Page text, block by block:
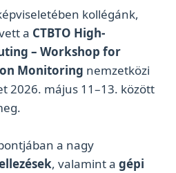
kollégánk,
a CTBTO High-
– Workshop for
Monitoring nemzetközi
2026. május 11–13. között
a nagy
, valamint a gépi